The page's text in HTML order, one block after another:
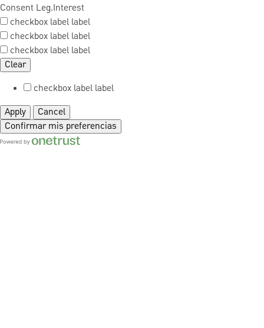
Consent Leg.Interest
checkbox label label
checkbox label label
checkbox label label
Clear
checkbox label label
Apply
Cancel
Confirmar mis preferencias